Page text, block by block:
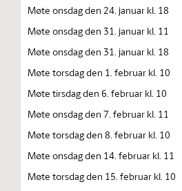
Møte onsdag den 24. januar kl. 18
Møte onsdag den 31. januar kl. 11
Møte onsdag den 31. januar kl. 18
Møte torsdag den 1. februar kl. 10
Møte tirsdag den 6. februar kl. 10
Møte onsdag den 7. februar kl. 11
Møte torsdag den 8. februar kl. 10
Møte onsdag den 14. februar kl. 11
Møte torsdag den 15. februar kl. 10